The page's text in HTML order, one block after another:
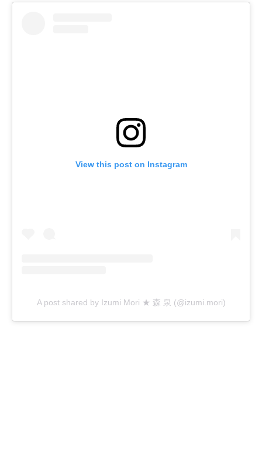
View this post on Instagram
A post shared by Izumi Mori ★ 森 泉 (@izumi.mori)